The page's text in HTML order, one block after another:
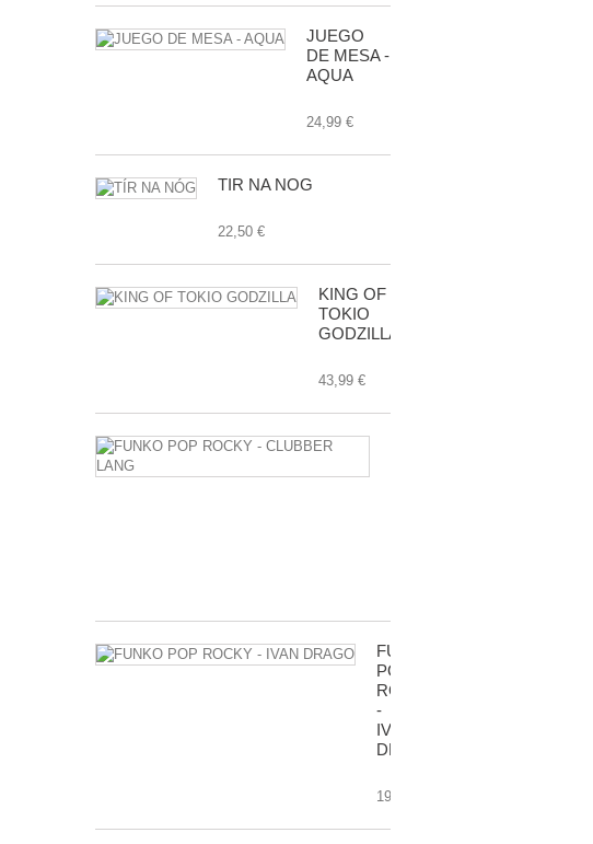
JUEGO
DE MESA -
AQUA
24,99 €
TÍR NA NÓG
22,50 €
KING OF
TOKIO
GODZILLA
43,99 €
FUNKO
POP
ROCKY
-
IVAN
DRAGO
19,99 €